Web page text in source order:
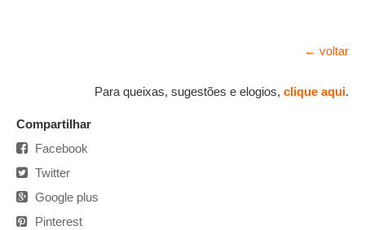
← voltar
Para queixas, sugestões e elogios, clique aqui.
Compartilhar
Facebook
Twitter
Google plus
Pinterest